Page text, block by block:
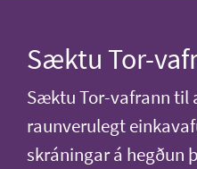
Sæktu Tor-
Sæktu Tor-vafrann til
raunverulegt
skráningar á hegðun